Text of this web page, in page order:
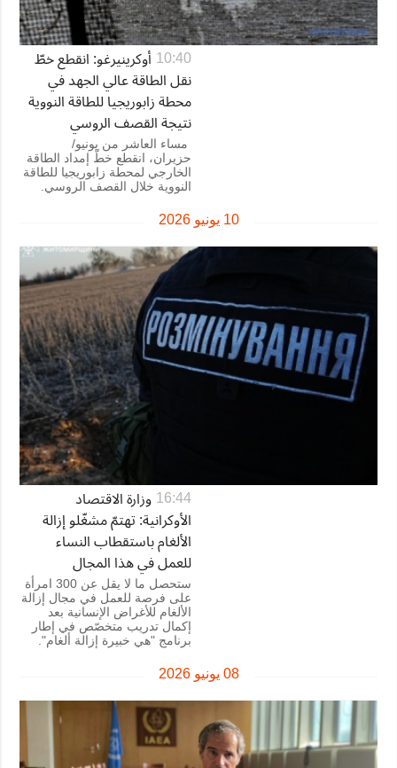
10:40 أوكرينيرغو: انقطع خطّ
نقل الطاقة عالي الجهد في
محطة زابوريجيا للطاقة النووية
نتيجة القصف الروسي
مساء العاشر من يونيو/
حزيران، انقطع خطّ إمداد الطاقة
الخارجي لمحطة زابوريجيا للطاقة
النووية خلال القصف الروسي.
10 يونيو 2026
16:44 وزارة الاقتصاد
الأوكرانية: تهتمّ مشغّلو إزالة
الألغام باستقطاب النساء
للعمل في هذا المجال
ستحصل ما لا يقل عن 300 امرأة
على فرصة للعمل في مجال إزالة
الألغام للأغراض الإنسانية بعد
إكمال تدريب متخصّص في إطار
برنامج "هي خبيرة إزالة ألغام".
08 يونيو 2026